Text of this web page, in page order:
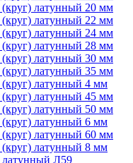
латунный 20 мм
латунный 22 мм
латунный 24 мм
латунный 28 мм
латунный 30 мм
латунный 35 мм
латунный 4 мм
латунный 45 мм
латунный 50 мм
латунный 6 мм
латунный 60 мм
латунный 8 мм
Л59